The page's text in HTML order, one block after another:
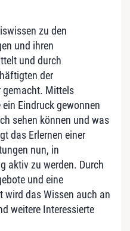
zu den
und ihren
und durch
der
gemacht. Mittels
Eindruck gewonnen
sehen können und was
das Erlernen einer
nun, in
aktiv zu werden. Durch
und eine
das Wissen auch an
weitere Interessierte